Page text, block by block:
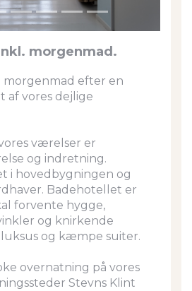
morgenmad.
efter en
af vores dejlige
værelser er
og indretning.
i hovedbygningen og
Badehotellet er
forvente hygge,
og knirkende
og kæmpe suiter.
overnatning på vores
Stevns Klint